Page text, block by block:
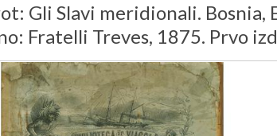
Gli Slavi meridionali. Bosnia,
Fratelli Treves, 1875. Prvo